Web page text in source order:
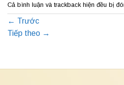
Cả bình luận và trackback hiện đều bị
← Trước
Tiếp theo →